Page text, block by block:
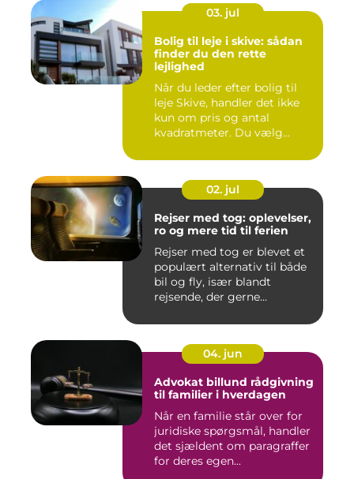
03. jul
Bolig til leje i skive: sådan
finder du den rette
lejlighed
Når du leder efter bolig til
leje Skive, handler det ikke
kun om pris og antal
kvadratmeter. Du vælg...
02. jul
Rejser med tog: oplevelser,
ro og mere tid til ferien
Rejser med tog er blevet et
populært alternativ til både
bil og fly, især blandt
rejsende, der gerne...
04. jun
Advokat billund rådgivning
til familier i hverdagen
Når en familie står over for
juridiske spørgsmål, handler
det sjældent om paragraffer
for deres egen...